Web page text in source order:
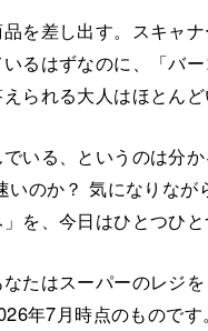
を差し出す。スキャ
るはずなのに、「バ
られる大人はほとんど
いる、というのは分
いのか？ 気になりな
を、今日はひとつひと
たはスーパーのレジ
年7月時点のもので